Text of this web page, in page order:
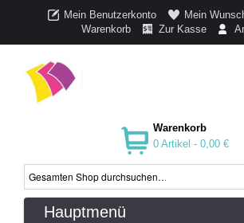
Mein Benutzerkonto Mein
Warenkorb
Zur Kasse
Warenkorb
0 Artikel - 0,00 €
Hauptmenü